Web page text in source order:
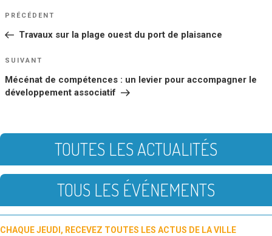
NAVIGATION
DE
Article
PRÉCÉDENT
Travaux sur la plage ouest du port de plaisance
Article
SUIVANT
Mécénat de compétences : un levier pour accompagner le
développement associatif
TOUTES LES ACTUALITÉS
TOUS LES ÉVÉNEMENTS
CHAQUE JEUDI, RECEVEZ TOUTES LES ACTUS DE LA VILLE